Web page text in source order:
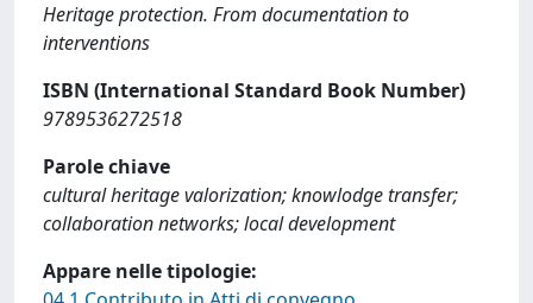
Heritage protection. From documentation to
interventions
ISBN (International Standard Book Number)
9789536272518
Parole chiave
cultural heritage valorization; knowlodge transfer;
collaboration networks; local development
Appare nelle tipologie: